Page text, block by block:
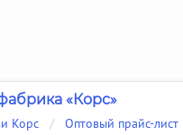
«Корс»
Корс / Оптовый прайс-лист